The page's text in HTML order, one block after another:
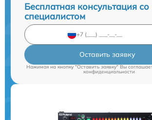
Бесплатная консультация со
специалистом
Оставить заявку
Нажимая на кнопку "Оставить заявку" Вы
конфиденциальности